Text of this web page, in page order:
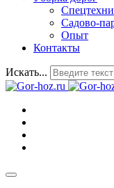
Садово-
Опыт
Контакты
Искать...